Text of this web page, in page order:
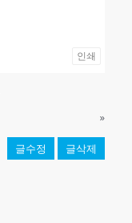
인쇄
»
글수정 글삭제